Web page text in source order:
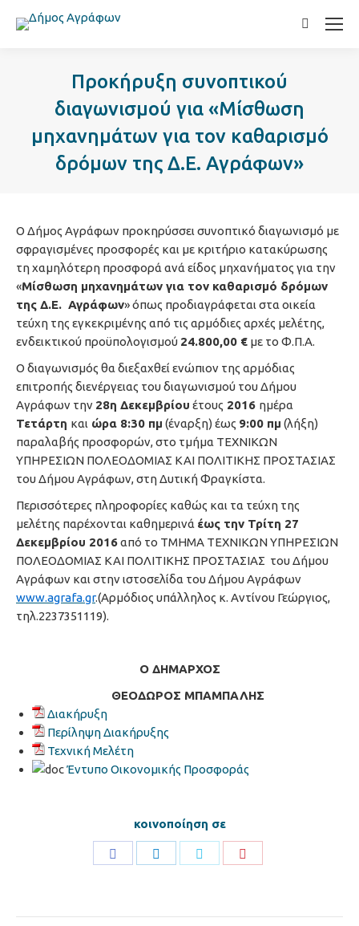
Search:
Προκήρυξη συνοπτικού
διαγωνισμού για «Μίσθωση
μηχανημάτων για τον καθαρισμό
δρόμων της Δ.Ε. Αγράφων»
Ο Δήμος Αγράφων προκηρύσσει συνοπτικό διαγωνισμό με
σφραγισμένες προσφορές και με κριτήριο κατακύρωσης
τη χαμηλότερη προσφορά ανά είδος μηχανήματος για την
«Μίσθωση μηχανημάτων για τον καθαρισμό δρόμων
της Δ.Ε. Αγράφων» όπως προδιαγράφεται στα οικεία
τεύχη της εγκεκριμένης από τις αρμόδιες αρχές μελέτης,
ενδεικτικού προϋπολογισμού 24.800,00 € με το Φ.Π.Α.
Ο διαγωνισμός θα διεξαχθεί ενώπιον της αρμόδιας
επιτροπής διενέργειας του διαγωνισμού του Δήμου
Αγράφων την 28η Δεκεμβρίου έτους 2016 ημέρα
Τετάρτη και ώρα 8:30 πμ (έναρξη) έως 9:00 πμ (λήξη)
παραλαβής προσφορών, στο τμήμα ΤΕΧΝΙΚΩΝ
ΥΠΗΡΕΣΙΩΝ ΠΟΛΕΟΔΟΜΙΑΣ ΚΑΙ ΠΟΛΙΤΙΚΗΣ ΠΡΟΣΤΑΣΙΑΣ
του Δήμου Αγράφων, στη Δυτική Φραγκίστα.
Περισσότερες πληροφορίες καθώς και τα τεύχη της
μελέτης παρέχονται καθημερινά έως την Τρίτη 27
Δεκεμβρίου 2016από το ΤΜΗΜΑ ΤΕΧΝΙΚΩΝ ΥΠΗΡΕΣΙΩΝ
ΠΟΛΕΟΔΟΜΙΑΣ ΚΑΙ ΠΟΛΙΤΙΚΗΣ ΠΡΟΣΤΑΣΙΑΣ του Δήμου
Αγράφων και στην ιστοσελίδα του Δήμου Αγράφων
www.agrafa.gr.(Αρμόδιος υπάλληλος κ. Αντίνου Γεώργιος,
τηλ.2237351119).
Ο ΔΗΜΑΡΧΟΣ
ΘΕΟΔΩΡΟΣ ΜΠΑΜΠΑΛΗΣ
Διακήρυξη
Περίληψη Διακήρυξης
Τεχνική Μελέτη
Έντυπο Οικονομικής Προσφοράς
κοινοποίηση σε